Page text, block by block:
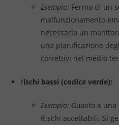
Esempio: Fermo di un
malfunzionamento
necessario un
una pianificazione
correttivi nel medio
rischi bassi (codice verde):
Esempio: Guasto a
Rischi accettabili. Si